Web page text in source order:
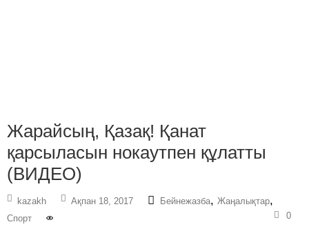
Жарайсың, Қазақ! Қанат
қарсыласын нокаутпен құлатты
(ВИДЕО)
kazakh Ақпан 18, 2017 Бейнежазба, Жаңалықтар,
Спорт 0